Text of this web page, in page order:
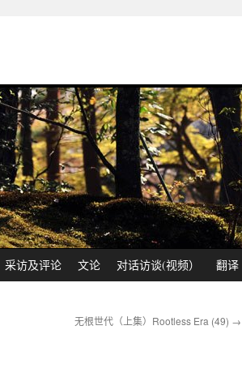
采访及评论 文论 对话访谈(视频） 翻译
无根世代（上集）Rootless Era (49) →